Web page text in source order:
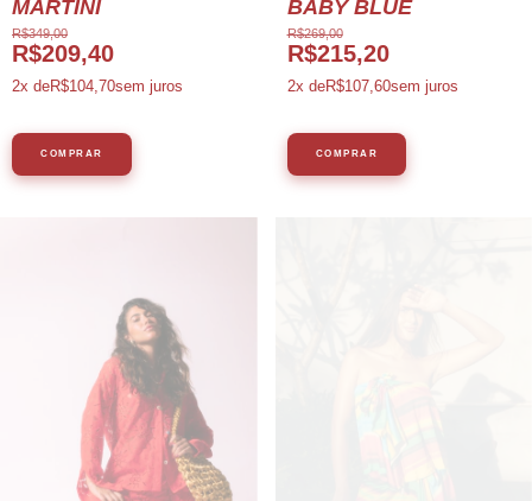
MARTINI
R$349,00
R$209,40
2x deR$104,70sem juros
COMPRAR
BABY BLUE
R$269,00
R$215,20
2x deR$107,60sem juros
COMPRAR